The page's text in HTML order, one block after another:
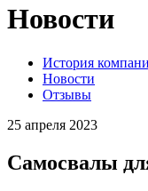
Новости
История
Новости
Отзывы
25 апреля 2023
Самосвалы